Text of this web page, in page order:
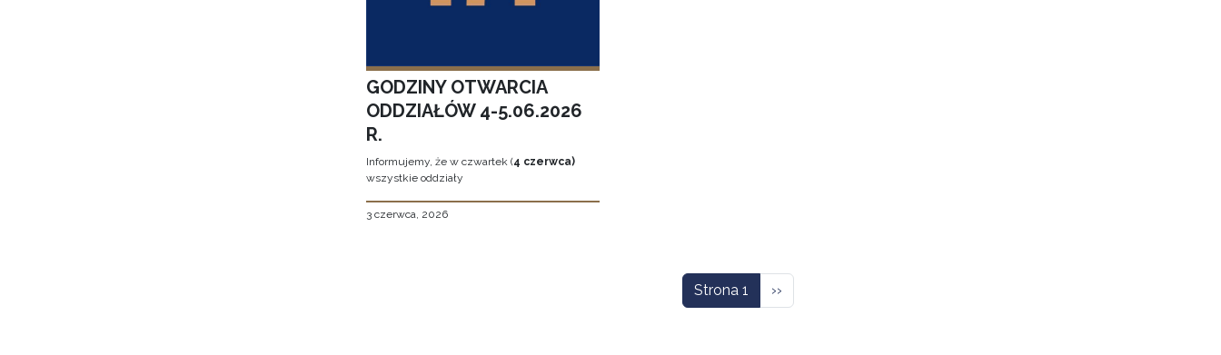
GODZINY OTWARCIA
ODDZIAŁÓW 4-5.06.2026
R.
Informujemy, że w czwartek (4 czerwca)
wszystkie oddziały
3 czerwca, 2026
Strona 1 Następna strona
››